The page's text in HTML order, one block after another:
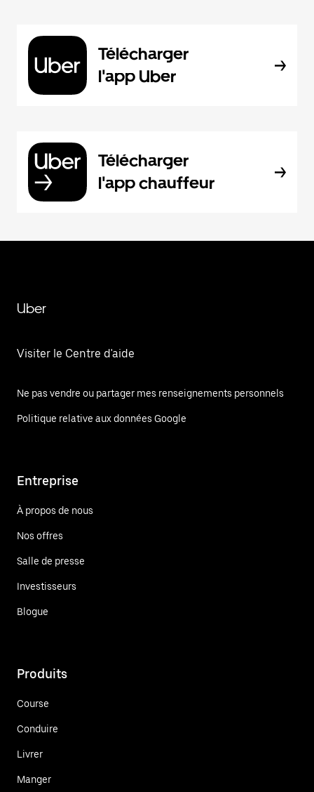
Télécharger
l'app Uber
Télécharger
l'app chauffeur
Uber
Visiter le Centre d'aide
Ne pas vendre ou partager mes renseignements personnels
Politique relative aux données Google
Entreprise
À propos de nous
Nos offres
Salle de presse
Investisseurs
Blogue
Produits
Course
Conduire
Livrer
Manger